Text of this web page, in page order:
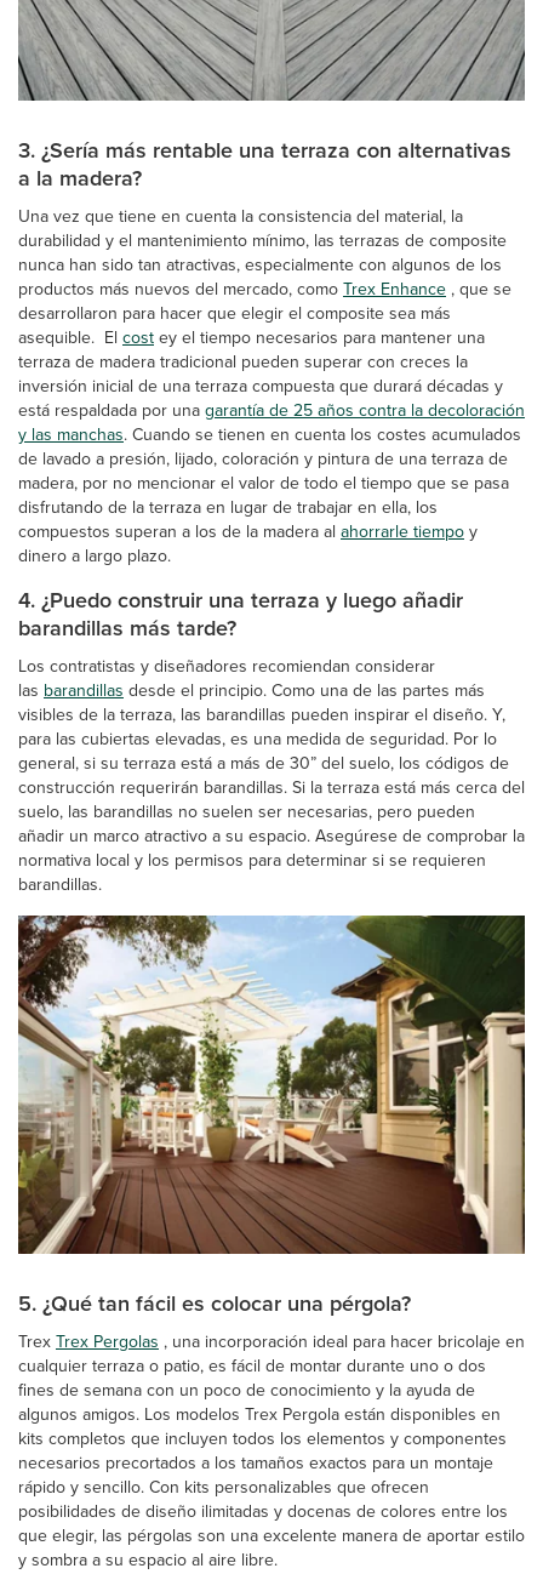
3. ¿Sería más rentable una terraza con alternativas
a la madera?
Una vez que tiene en cuenta la consistencia del material, la
durabilidad y el mantenimiento mínimo, las terrazas de composite
nunca han sido tan atractivas, especialmente con algunos de los
productos más nuevos del mercado, comoTrex Enhance , que se
desarrollaron para hacer que elegir el composite sea más
asequible. El costey el tiempo necesarios para mantener una
terraza de madera tradicional pueden superar con creces la
inversión inicial de una terraza compuesta que durará décadas y
está respaldada por unagarantía de 25 años contra la decoloración
y las manchas. Cuando se tienen en cuenta los costes acumulados
de lavado a presión, lijado, coloración y pintura de una terraza de
madera, por no mencionar el valor de todo el tiempo que se pasa
disfrutando de la terraza en lugar de trabajar en ella, los
compuestos superan a los de la madera al ahorrarle tiempoy
dinero a largo plazo.
4. ¿Puedo construir una terraza y luego añadir
barandillas más tarde?
Los contratistas y diseñadores recomiendan considerar
las barandillas desde el principio. Como una de las partes más
visibles de la terraza, las barandillas pueden inspirar el diseño. Y,
para las cubiertas elevadas, es una medida de seguridad. Por lo
general, si su terraza está a más de 30” del suelo, los códigos de
construcción requerirán barandillas. Si la terraza está más cerca del
suelo, las barandillas no suelen ser necesarias, pero pueden
añadir un marco atractivo a su espacio. Asegúrese de comprobar la
normativa local y los permisos para determinar si se requieren
barandillas.
5. ¿Qué tan fácil es colocar una pérgola?
TrexTrex Pergolas , una incorporación ideal para hacer bricolaje en
cualquier terraza o patio, es fácil de montar durante uno o dos
fines de semana con un poco de conocimiento y la ayuda de
algunos amigos. Los modelos Trex Pergola están disponibles en
kits completos que incluyen todos los elementos y componentes
necesarios precortados a los tamaños exactos para un montaje
rápido y sencillo. Con kits personalizables que ofrecen
posibilidades de diseño ilimitadas y docenas de colores entre los
que elegir, las pérgolas son una excelente manera de aportar estilo
y sombra a su espacio al aire libre.